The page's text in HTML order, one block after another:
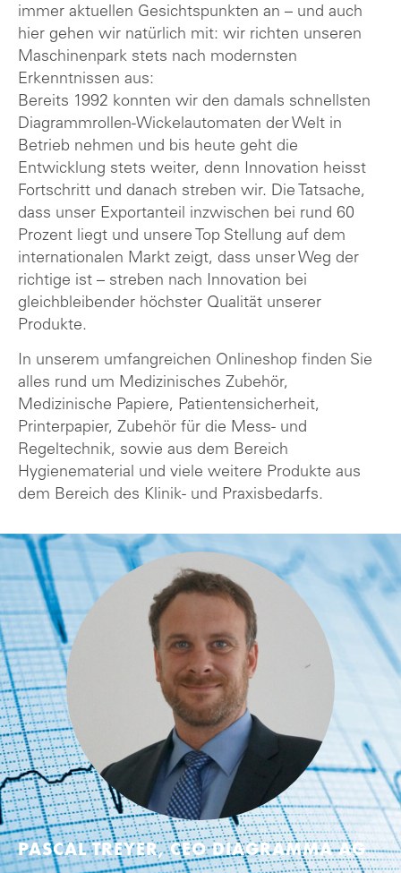
immer aktuellen Gesichtspunkten an – und auch
hier gehen wir natürlich mit: wir richten unseren
Maschinenpark stets nach modernsten
Erkenntnissen aus:
Bereits 1992 konnten wir den damals schnellsten
Diagrammrollen-Wickelautomaten der Welt in
Betrieb nehmen und bis heute geht die
Entwicklung stets weiter, denn Innovation heisst
Fortschritt und danach streben wir. Die Tatsache,
dass unser Exportanteil inzwischen bei rund 60
Prozent liegt und unsere Top Stellung auf dem
internationalen Markt zeigt, dass unser Weg der
richtige ist – streben nach Innovation bei
gleichbleibender höchster Qualität unserer
Produkte.
In unserem umfangreichen Onlineshop finden Sie
alles rund um Medizinisches Zubehör,
Medizinische Papiere, Patientensicherheit,
Printerpapier, Zubehör für die Mess- und
Regeltechnik, sowie aus dem Bereich
Hygienematerial und viele weitere Produkte aus
dem Bereich des Klinik- und Praxisbedarfs.
PASCAL TREYER, CEO DIAGRAMMA AG